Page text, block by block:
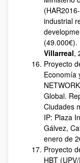
industrial
(49.000€).
Villarreal,
Proyecto
Economía
Global.
Ciudades
IP: Plaza
Gálvez,
enero de
Proyecto
HBT